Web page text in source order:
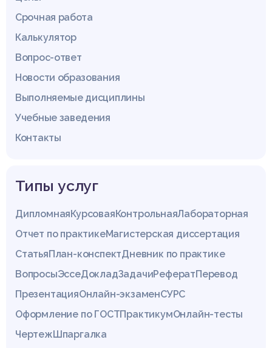
Срочная работа
Калькулятор
Вопрос-ответ
Новости образования
Выполняемые дисциплины
Учебные заведения
Контакты
Типы услуг
ДипломнаяКурсоваяКонтрольнаяЛабораторная
Отчет по практикеМагистерская диссертация
СтатьяПлан-конспектДневник по практике
ВопросыЭссеДокладЗадачиРефератПеревод
ПрезентацияОнлайн-экзаменСУРС
Оформление по ГОСТПрактикумОнлайн-тесты
ЧертежШпаргалка